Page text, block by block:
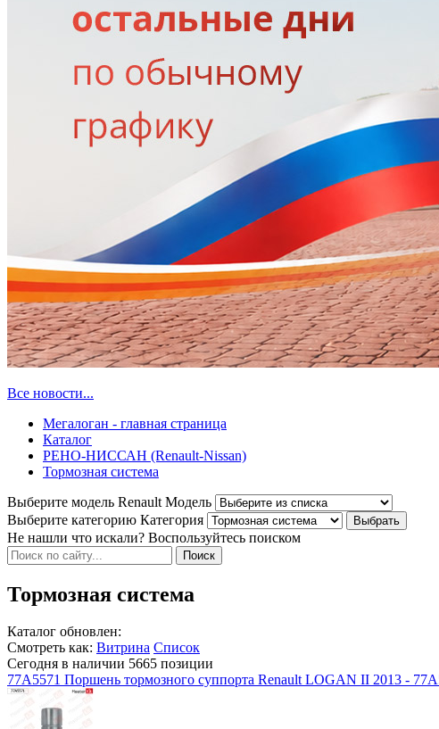
Все новости...
Мегалоган - главная страница
Каталог
РЕНО-НИССАН (Renault-Nissan)
Тормозная система
Выберите модель Renault Модель
Выберите категорию Категория
Не нашли что искали? Воспользуйтесь поиском
Тормозная система
Каталог обновлен:
Смотреть как: Витрина Список
Сегодня в наличии 5665 позиции
77A5571 Поршень тормозного суппорта Renault LOGAN II 2013 -